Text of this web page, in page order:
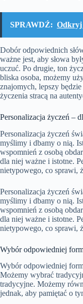
SPRAWDŹ: Odkryj
Dobór odpowiednich
ważne jest, aby słowa
uczuć. Po drugie, ton
bliska osoba, możemy
znajomych, lepszy
życzenia stracą na
Personalizacja życzeń –
Personalizacja życzeń
myślimy i dbamy o nią.
wspomnień z osobą
dla niej ważne i istotne.
nietypowego, co sprawi,
Personalizacja życzeń
myślimy i dbamy o nią.
wspomnień z osobą
dla niej ważne i istotne.
nietypowego, co sprawi,
Wybór odpowiedniej
Wybór odpowiedniej
Możemy wybrać
tradycyjne. Możemy
jednak, aby pamiętać o